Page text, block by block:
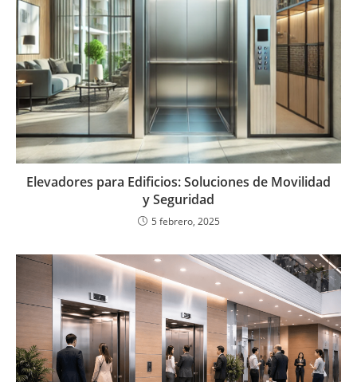
Elevadores para Edificios: Soluciones de Movilidad
y Seguridad
5 febrero, 2025